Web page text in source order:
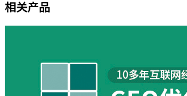
相关产品